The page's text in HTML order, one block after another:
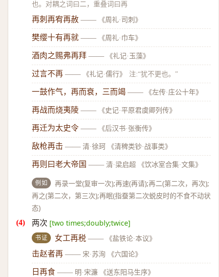
也。对耦之词曰二，重叠词曰再
再刺再宥再赦 —— 《周礼·司刺》
樊缨十有再就 —— 《周礼·巾车》
酒肉之赐弗再拜 —— 《礼记·玉藻》
过言不再 —— 《礼记·儒行》 注:“犹不更也。”
一鼓作气，再而衰，三而竭 —— 《左传·庄公十年》
再战而烧夷陵 —— 《史记·平原君虞卿列传》
再迁为太史令 —— 《后汉书·张衡传》
敌枪再击 —— 清·徐珂 《清稗类钞·战事类》
再则曰老大帝国 —— 清·梁启超 《饮冰室合集·文集》
例如
再录一堂(复审一次);再速(再请);再二(第二次，再次);
再之(第二次，第三次);再眠(指蚕第二次蜕皮时的不食不动状
态)
两次 [two times;doubly;twice]
书证 女工再税 —— 《盐铁论·本议》
击赵者再 —— 宋·苏洵 《六国论》
日再食 —— 明·宋濂 《送东阳马生序》